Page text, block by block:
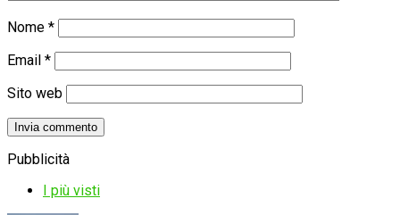
Nome *
Email *
Sito web
Pubblicità
I più visti